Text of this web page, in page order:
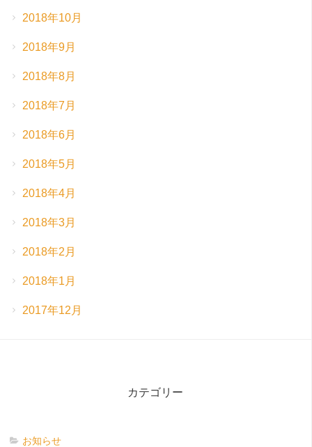
2018年10月
2018年9月
2018年8月
2018年7月
2018年6月
2018年5月
2018年4月
2018年3月
2018年2月
2018年1月
2017年12月
カテゴリー
お知らせ